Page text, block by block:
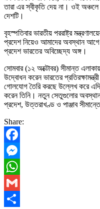
তারা এর স্বীকৃতি দেয় না। ওই অঞ্চলে
দেশটি।
বৃহস্পতিবার ভারতীয় পররাষ্ট্র
প্রদেশ নিয়েও আমাদের অবস্থান আগে
প্রদেশ ভারতের অবিচ্ছেদ্য অঙ্গ।
সোমবার (১২ অক্টোবর) সীমান্ত
উদ্বোধন করেন ভারতের
গোলযোগ তৈরি করছে উল্লেখ করে
করেন তিনি। নতুন সেতুগুলোর অবস্থান
প্রদেশ, উত্তরাখণ্ড ও পাঞ্জাব
Share:
Facebook
Messenger
WhatsApp
Gmail